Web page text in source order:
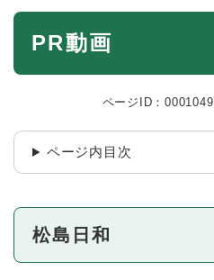
本
PR動画
ページID：0001049
ページ内目次
松島日和